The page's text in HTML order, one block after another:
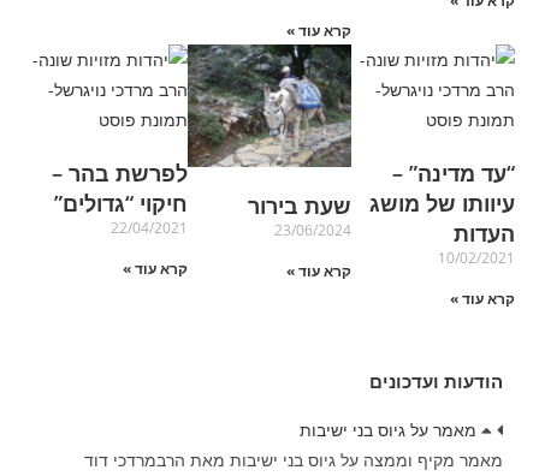
קרא עוד »
“עד מדינה” –
עיוותו של מושג
העדות
10/02/2021
קרא עוד »
שעת בירור
23/06/2024
קרא עוד »
לפרשת בהר –
חיקוי “גדולים”
22/04/2021
קרא עוד »
הודעות ועדכונים
מאמר על גיוס בני ישיבות
מאמר מקיף וממצה על גיוס בני ישיבות מאת הרבמרדכי דוד